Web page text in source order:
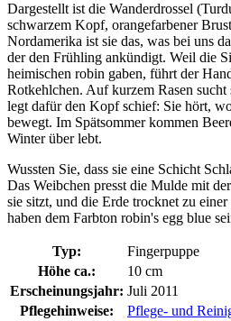
Dargestellt ist die Wanderdrossel
schwarzem Kopf, orangefarbener
Nordamerika ist sie das, was bei uns
der den Frühling ankündigt. Weil die
heimischen robin gaben, führt der
Rotkehlchen. Auf kurzem Rasen
legt dafür den Kopf schief: Sie hört,
bewegt. Im Spätsommer kommen
Winter über lebt.
Wussten Sie, dass sie eine Schicht
Das Weibchen presst die Mulde mit
sie sitzt, und die Erde trocknet zu
haben dem Farbton robin's egg blue
Typ:
Fingerpuppe
Höhe ca.:
10 cm
Erscheinungsjahr: Juli 2011
Pflegehinweise:
Pflege- und